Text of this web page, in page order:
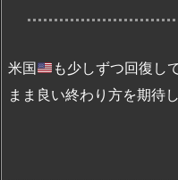
米国
も少しずつ回復し
まま良い終わり方を期待